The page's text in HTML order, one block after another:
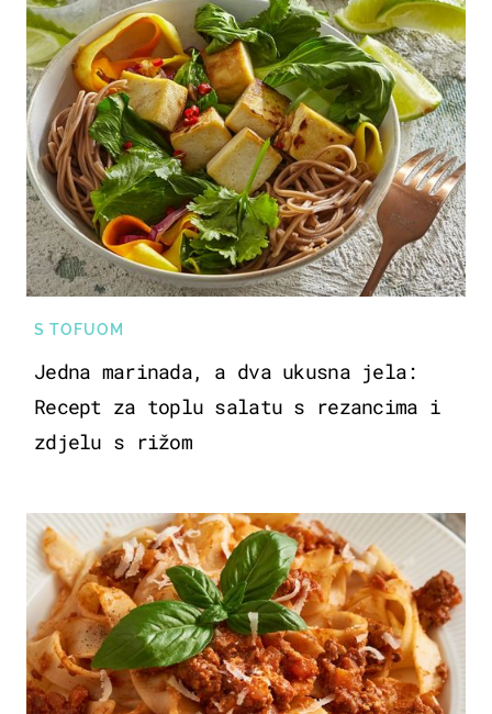
S TOFUOM
Jedna marinada, a dva ukusna jela:
Recept za toplu salatu s rezancima i
zdjelu s rižom